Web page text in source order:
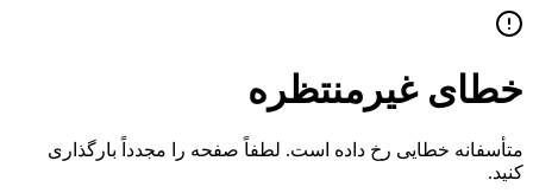
خطای غیرمنتظره
متأسفانه خطایی رخ داده است. لطفاً صفحه را مجدداً بارگذاری
کنید.